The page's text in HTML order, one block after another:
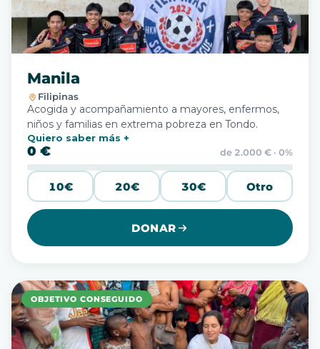
Manila
Filipinas
Acogida y acompañamiento a mayores, enfermos,
niños y familias en extrema pobreza en Tondo.
Quiero saber más
0 € de 2.000 € · 0%
10€ 20€ 30€ Otro
DONAR
OBJETIVO CONSEGUIDO